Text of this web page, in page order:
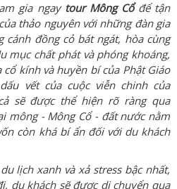
gia ngay tour Mông Cổđể tận
thảo nguyên với những đàn gia
cánh đồng cỏ bát ngát, hòa cùng
mục chất phát và phóng khoáng,
kính và huyền bí của Phật Giáo
vết của cuộc viễn chinh của
sẽ được thể hiện rõ ràng qua
mông - Mông Cổ - đất nước nằm
còn khá bí ẩn đối với du khách
lịch xanh và xả stress bậc nhất,
du khách sẽ được di chuyển qua